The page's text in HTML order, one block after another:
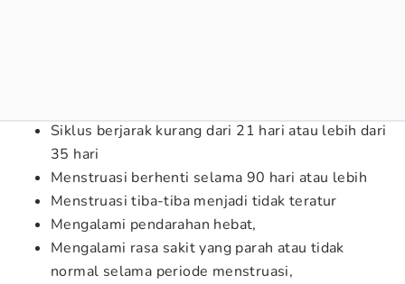
Siklus berjarak kurang dari 21 hari atau lebih dari
35 hari
Menstruasi berhenti selama 90 hari atau lebih
Menstruasi tiba-tiba menjadi tidak teratur
Mengalami pendarahan hebat,
Mengalami rasa sakit yang parah atau tidak
normal selama periode menstruasi,